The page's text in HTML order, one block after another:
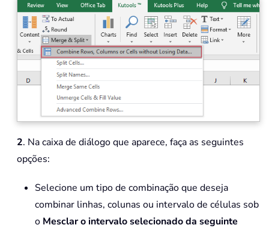
2. Na caixa de diálogo que aparece, faça as seguintes
opções:
Selecione um tipo de combinação que deseja
combinar linhas, colunas ou intervalo de células sob
o Mesclar o intervalo selecionado da seguinte